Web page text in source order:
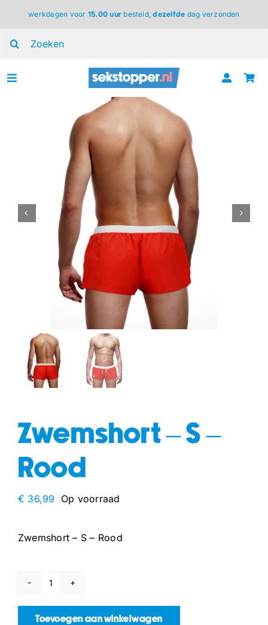
inhoud
werkdagen voor 15.00 uur besteld,dezelfde dag verzonden
Toggle
voor koppels
drogisterij
Zwemshort – S –
Rood
€ 36,99 Op voorraad
Zwemshort – S – Rood
Zwemshort
S
Toevoegen aan winkelwagen